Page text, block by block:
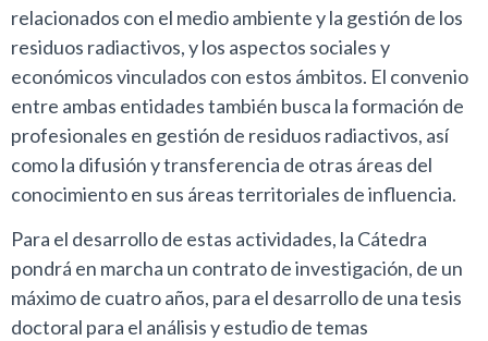
relacionados con el medio ambiente y la gestión de los
residuos radiactivos, y los aspectos sociales y
económicos vinculados con estos ámbitos. El convenio
entre ambas entidades también busca la formación de
profesionales en gestión de residuos radiactivos, así
como la difusión y transferencia de otras áreas del
conocimiento en sus áreas territoriales de influencia.
Para el desarrollo de estas actividades, la Cátedra
pondrá en marcha un contrato de investigación, de un
máximo de cuatro años, para el desarrollo de una tesis
doctoral para el análisis y estudio de temas